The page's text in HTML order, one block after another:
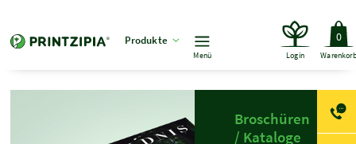
Produkte
Menü Login
0
Broschüren
/ Kataloge